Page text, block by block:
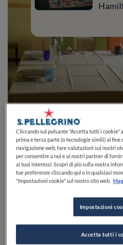
0
Contrada Aso, 6263851OrtezzanoFM
Cliccando sul pulsante "Accetta tutti i cookie"
prima e terza parte (o tecnologie simili) al
navigazione web, fare valutazioni sui nostri
per consentire a noi e ai nostri partner di
ai tuoi interessi. Scopri di più sulla nostra
tue preferenze cliccando qui o in qualsiasi
"Impostazioni cookie" sul nostro sito web.
Impostazioni
Accetta tutti i